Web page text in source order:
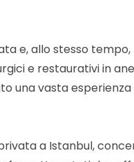
e, allo stesso
e restaurativi in
una vasta
a Istanbul,